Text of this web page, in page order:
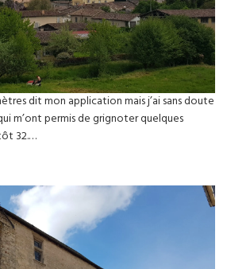
dit mon application mais j’ai sans doute
m’ont permis de grignoter quelques
32.…